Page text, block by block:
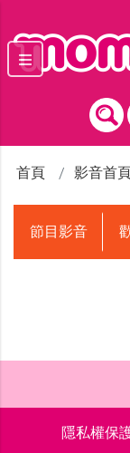
首頁 影音首頁
節目影音
隱私權保